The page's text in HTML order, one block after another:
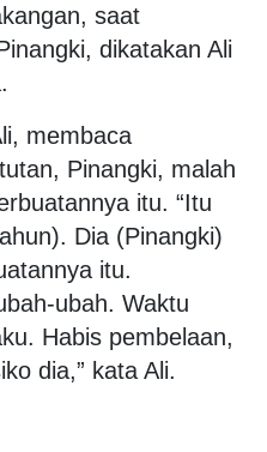
saat
dikatakan Ali
membaca
Pinangki, malah
itu. “Itu
Dia (Pinangki)
itu.
ubah. Waktu
Habis pembelaan,
dia,” kata Ali.